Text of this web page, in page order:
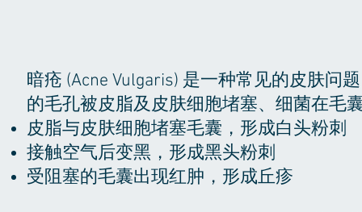
暗疮 (Acne Vulgaris) 是一种常见的皮肤问
的毛孔被皮脂及皮肤细胞堵塞、细菌在毛
皮脂与皮肤细胞堵塞毛囊，形成白头粉刺
接触空气后变黑，形成黑头粉刺
受阻塞的毛囊出现红肿，形成丘疹